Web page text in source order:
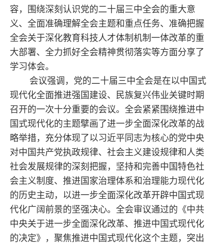
容，围绕深刻认识党的二十届三中全会的重大意
义、全面准确理解全会主题和重点任务、准确把握
全会关于深化教育科技人才体制机制一体改革的重
大部署、全力抓好全会精神贯彻落实等方面分享了
学习体会。
会议强调，党的二十届三中全会是在以中国式
现代化全面推进强国建设、民族复兴伟业关键时期
召开的一次十分重要的会议。全会紧紧围绕推进中
国式现代化的主题擘画了进一步全面深化改革的战
略举措，充分体现了以习近平同志为核心的党中央
对中国共产党执政规律、社会主义建设规律和人类
社会发展规律的深刻把握，坚持和完善中国特色社
会主义制度、推进国家治理体系和治理能力现代化
的历史主动，以进一步全面深化改革开辟中国式现
代化广阔前景的坚强决心。全会审议通过的《中共
中央关于进一步全面深化改革、推进中国式现代化
的决定》，聚焦推进中国式现代化这个主题，突出